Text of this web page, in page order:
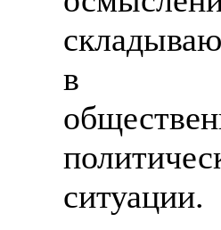
в
ситуации.